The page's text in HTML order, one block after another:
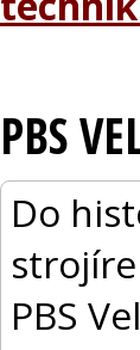
PBS
Do
PBS